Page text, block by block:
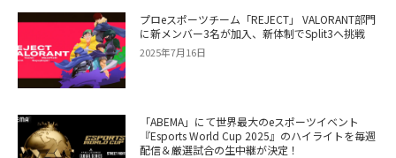
プロeスポーツチーム「REJECT」 VALORANT部門
に新メンバー3名が加入、新体制でSplit3へ挑戦
2025年7月16日
「ABEMA」にて世界最大のeスポーツイベント
『Esports World Cup 2025』のハイライトを毎週
配信＆厳選試合の生中継が決定！